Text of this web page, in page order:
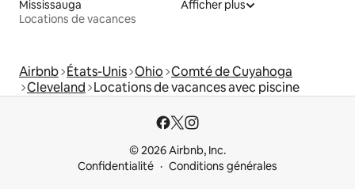
Mississauga
Locations de vacances
Afficher plus
Airbnb États-Unis Ohio Comté de Cuyahoga
Cleveland Locations de vacances avec piscine
© 2026 Airbnb, Inc.
Confidentialité
Conditions générales